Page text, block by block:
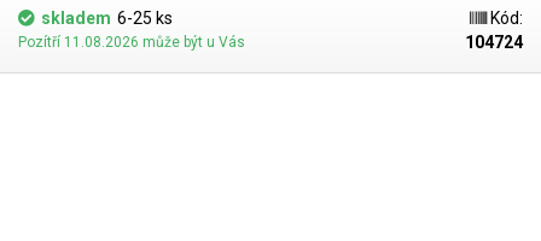
dispozici). Jako obalový prostředek splňují požadavky zákona č.
477/2001 Sb. (zákon o obalech). Ideální pro svařování všemi impulsními
skladem 6-25 ks
Pozítří 11.08.2026 může být u Vás
Kód:
104724